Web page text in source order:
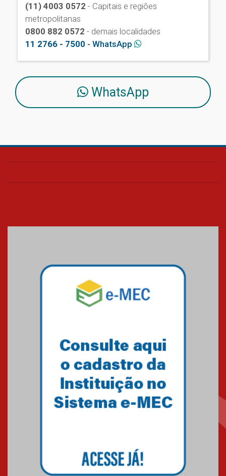
(11) 4003 0572 - Capitais e regiões
metropolitanas
0800 882 0572 - demais localidades
11 2766 - 7500 - WhatsApp
WhatsApp